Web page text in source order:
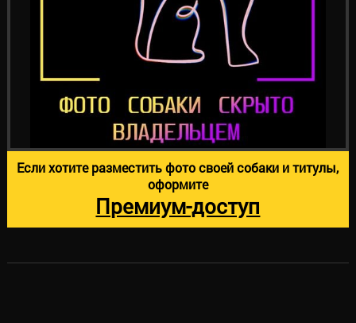
Если хотите разместить фото своей собаки и титулы,
оформите
Премиум-доступ